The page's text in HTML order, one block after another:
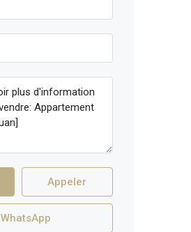
Appeler
WhatsApp